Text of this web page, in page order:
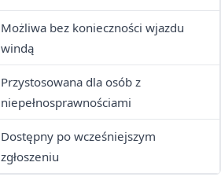
Możliwa bez konieczności wjazdu
windą
Przystosowana dla osób z
niepełnosprawnościami
Dostępny po wcześniejszym
zgłoszeniu